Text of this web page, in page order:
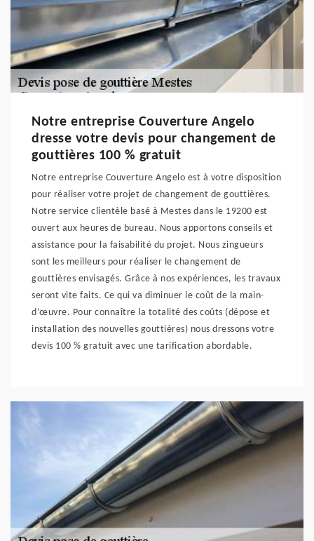
Notre entreprise Couverture Angelo
dresse votre devis pour changement de
gouttières 100 % gratuit
Notre entreprise Couverture Angelo est à votre disposition
pour réaliser votre projet de changement de gouttières.
Notre service clientèle basé à Mestes dans le 19200 est
ouvert aux heures de bureau. Nous apportons conseils et
assistance pour la faisabilité du projet. Nous zingueurs
sont les meilleurs pour réaliser le changement de
gouttières envisagés. Grâce à nos expériences, les travaux
seront vite faits. Ce qui va diminuer le coût de la main-
d’œuvre. Pour connaître la totalité des coûts (dépose et
installation des nouvelles gouttières) nous dressons votre
devis 100 % gratuit avec une tarification abordable.